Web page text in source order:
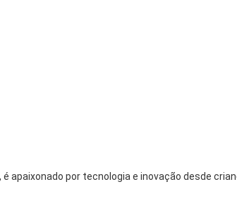
apaixonado por tecnologia e inovação desde